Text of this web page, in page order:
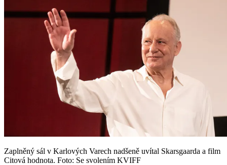
Zaplněný sál v Karlových Varech nadšeně uvítal Skarsgaarda a film
Citová hodnota. Foto: Se svolením KVIFF